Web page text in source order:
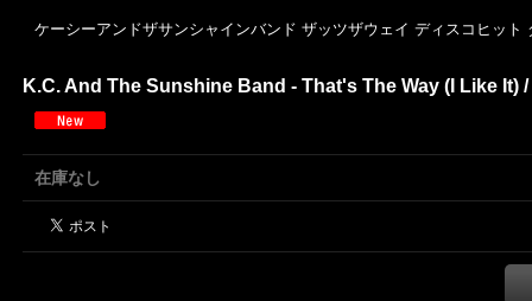
ケーシーアンドザサンシャインバンド ザッツザウェイ ディスコヒット
K.C. And The Sunshine Band - That's The Way (I Like It)
在庫なし